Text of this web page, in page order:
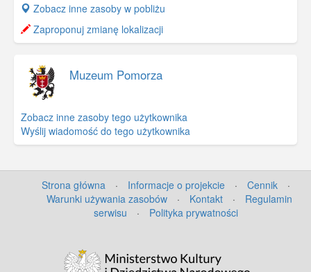
+
−
Zobacz inne zasoby w pobliżu
Zaproponuj zmianę lokalizacji
Muzeum Pomorza
Zobacz inne zasoby tego użytkownika
Wyślij wiadomość do tego użytkownika
Strona główna · Informacje o projekcie · Cennik
·
Warunki używania zasobów
· Kontakt ·
Regulamin
serwisu
· Polityka prywatności